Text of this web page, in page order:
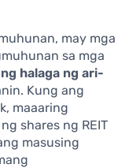
may mga
sa mga
halaga ng ari-
Kung ang
maaaring
shares ng REIT
masusing